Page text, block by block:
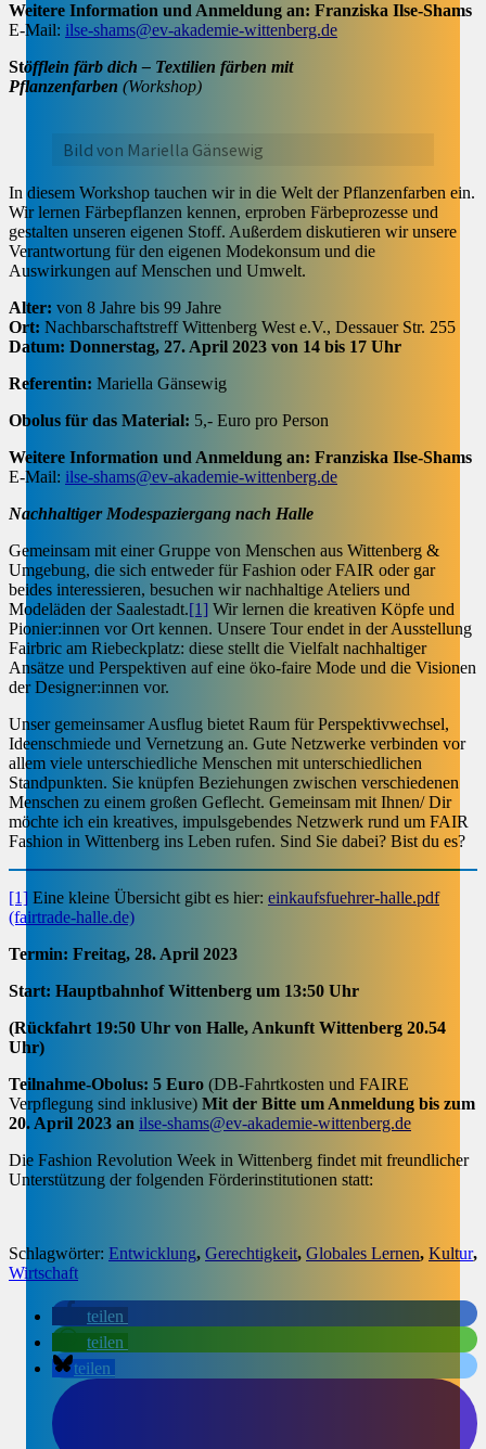
Weitere Information und Anmeldung an: Franziska Ilse-Shams
E-Mail: ilse-shams@ev-akademie-wittenberg.de
Stöfflein färb dich – Textilien färben mit
Pflanzenfarben (Workshop)
Bild von Mariella Gänsewig
In diesem Workshop tauchen wir in die Welt der Pflanzenfarben ein.
Wir lernen Färbepflanzen kennen, erproben Färbeprozesse und
gestalten unseren eigenen Stoff. Außerdem diskutieren wir unsere
Verantwortung für den eigenen Modekonsum und die
Auswirkungen auf Menschen und Umwelt.
Alter: von 8 Jahre bis 99 Jahre
Ort: Nachbarschaftstreff Wittenberg West e.V., Dessauer Str. 255
Datum: Donnerstag, 27. April 2023 von 14 bis 17 Uhr
Referentin: Mariella Gänsewig
Obolus für das Material: 5,- Euro pro Person
Weitere Information und Anmeldung an: Franziska Ilse-Shams
E-Mail: ilse-shams@ev-akademie-wittenberg.de
Nachhaltiger Modespaziergang nach Halle
Gemeinsam mit einer Gruppe von Menschen aus Wittenberg &
Umgebung, die sich entweder für Fashion oder FAIR oder gar
beides interessieren, besuchen wir nachhaltige Ateliers und
Modeläden der Saalestadt.[1] Wir lernen die kreativen Köpfe und
Pionier:innen vor Ort kennen. Unsere Tour endet in der Ausstellung
Fairbric am Riebeckplatz: diese stellt die Vielfalt nachhaltiger
Ansätze und Perspektiven auf eine öko-faire Mode und die Visionen
der Designer:innen vor.
Unser gemeinsamer Ausflug bietet Raum für Perspektivwechsel,
Ideenschmiede und Vernetzung an. Gute Netzwerke verbinden vor
allem viele unterschiedliche Menschen mit unterschiedlichen
Standpunkten. Sie knüpfen Beziehungen zwischen verschiedenen
Menschen zu einem großen Geflecht. Gemeinsam mit Ihnen/ Dir
möchte ich ein kreatives, impulsgebendes Netzwerk rund um FAIR
Fashion in Wittenberg ins Leben rufen. Sind Sie dabei? Bist du es?
[1] Eine kleine Übersicht gibt es hier: einkaufsfuehrer-halle.pdf
(fairtrade-halle.de)
Termin: Freitag, 28. April 2023
Start: Hauptbahnhof Wittenberg um 13:50 Uhr
(Rückfahrt 19:50 Uhr von Halle, Ankunft Wittenberg 20.54
Uhr)
Teilnahme-Obolus: 5 Euro (DB-Fahrtkosten und FAIRE
Verpflegung sind inklusive) Mit der Bitte um Anmeldung bis zum
20. April 2023 an ilse-shams@ev-akademie-wittenberg.de
Die Fashion Revolution Week in Wittenberg findet mit freundlicher
Unterstützung der folgenden Förderinstitutionen statt:
Schlagwörter: Entwicklung, Gerechtigkeit, Globales Lernen, Kultur,
Wirtschaft
teilen
teilen
teilen